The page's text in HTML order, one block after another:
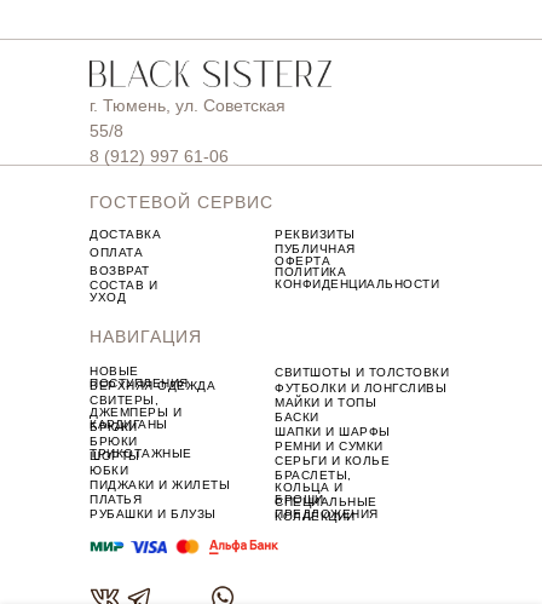
ГОСТЕВОЙ СЕРВИС
г. Тюмень, ул. Советская
55/8
8 (912) 997 61-06
НАВИГАЦИЯ
ДОСТАВКА
ВОЗВРАТ
СОСТАВ И
УХОД
РЕКВИЗИТЫ
ПОЛИТИКА
КОНФИДЕНЦИАЛЬНОСТИ
ОПЛАТА
ПУБЛИЧНАЯ
ОФЕРТА
ПЛАТЬЯ
ПИДЖАКИ И ЖИЛЕТЫ
НОВЫЕ
ПОСТУПЛЕНИЯ
СВИТЕРЫ,
ДЖЕМПЕРЫ И
КАРДИГАНЫ
ШОРТЫ
БРЮКИ
ТРИКОТАЖНЫЕ
БРЮКИ
ЮБКИ
ВЕРХНЯЯ ОДЕЖДА
РУБАШКИ И БЛУЗЫ
СПЕЦИАЛЬНЫЕ
ПРЕДЛОЖЕНИЯ
КОЛЛЕКЦИИ
БАСКИ
РЕМНИ И СУМКИ
ФУТБОЛКИ И ЛОНГСЛИВЫ
СВИТШОТЫ И ТОЛСТОВКИ
МАЙКИ И ТОПЫ
БРАСЛЕТЫ,
КОЛЬЦА И
БРОШИ
СЕРЬГИ И КОЛЬЕ
ШАПКИ И ШАРФЫ